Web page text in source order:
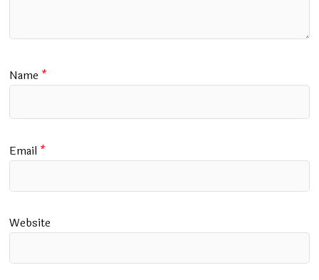
Name *
Email *
Website